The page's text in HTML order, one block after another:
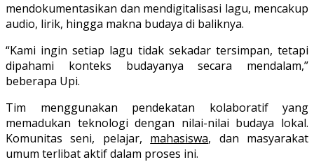
mendokumentasikan dan mendigitalisasi lagu, mencakup
audio, lirik, hingga makna budaya di baliknya.
“Kami ingin setiap lagu tidak sekadar tersimpan, tetapi
dipahami konteks budayanya secara mendalam,”
beberapa Upi.
Tim menggunakan pendekatan kolaboratif yang
memadukan teknologi dengan nilai-nilai budaya lokal.
Komunitas seni, pelajar, mahasiswa, dan masyarakat
umum terlibat aktif dalam proses ini.